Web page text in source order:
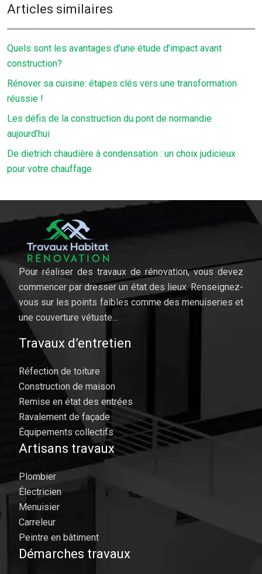
Articles similaires
Quels sont les avantages d’une étude d’impact avant
construction?
Rénover sa cuisine: étapes clés vers une transformation
réussie !
Les défis de la construction du pont de normandie
aujourd’hui
De dietrich chaudière à condensation : un choix judicieux
pour votre chauffage
Pour réaliser des travaux de rénovation, vous devez
commencer par dresser un état des lieux. Renseignez-
vous sur les points faibles comme des menuiseries et
une couverture vétuste…
Travaux d’entretien
Réfection de toiture
Construction de maison
Remise en état des entrées
Ravalement de façade
Équipements collectifs
Artisans travaux
Plombier
Électricien
Menuisier
Carreleur
Peintre en bâtiment
Démarches travaux